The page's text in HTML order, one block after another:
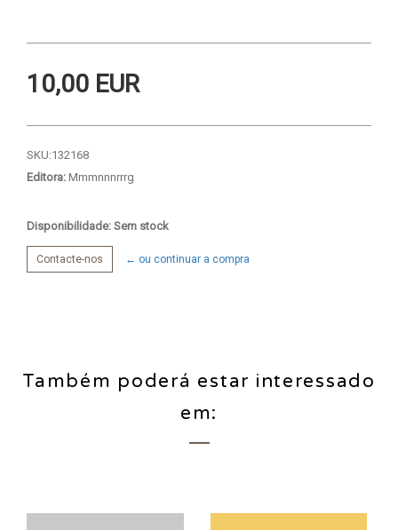
10,00 EUR
SKU:132168
Editora: Mmmnnnrrrg
Disponibilidade: Sem stock
Contacte-nos ← ou continuar a compra
Também poderá estar interessado
em: